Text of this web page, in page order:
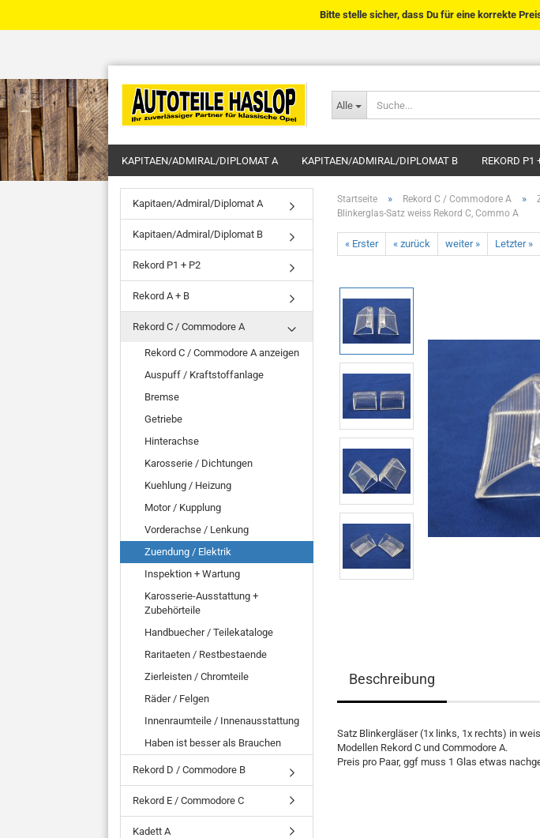
Alle
Bitte stelle sicher, dass Du für eine korrekte
KAPITAEN/ADMIRAL/DIPLOMAT A KAPITAEN/ADMIRAL/DIPLOMAT B REKORD P1
Startseite » Rekord C / Commodore A »
Blinkerglas-Satz weiss Rekord C, Commo A
« Erster « zurück weiter » Letzter »
Beschreibung
Satz Blinkergläser (1x links, 1x rechts) in
Modellen Rekord C und Commodore A.
Preis pro Paar, ggf muss 1 Glas etwas
Kapitaen/Admiral/Diplomat A
Kapitaen/Admiral/Diplomat B
Rekord P1 + P2
Rekord A + B
Rekord C / Commodore A
Rekord C / Commodore A anzeigen
Auspuff / Kraftstoffanlage
Bremse
Getriebe
Hinterachse
Karosserie / Dichtungen
Kuehlung / Heizung
Motor / Kupplung
Vorderachse / Lenkung
Zuendung / Elektrik
Inspektion + Wartung
Karosserie-Ausstattung +
Zubehörteile
Handbuecher / Teilekataloge
Raritaeten / Restbestaende
Zierleisten / Chromteile
Räder / Felgen
Innenraumteile / Innenausstattung
Haben ist besser als Brauchen
Rekord D / Commodore B
Rekord E / Commodore C
Kadett A